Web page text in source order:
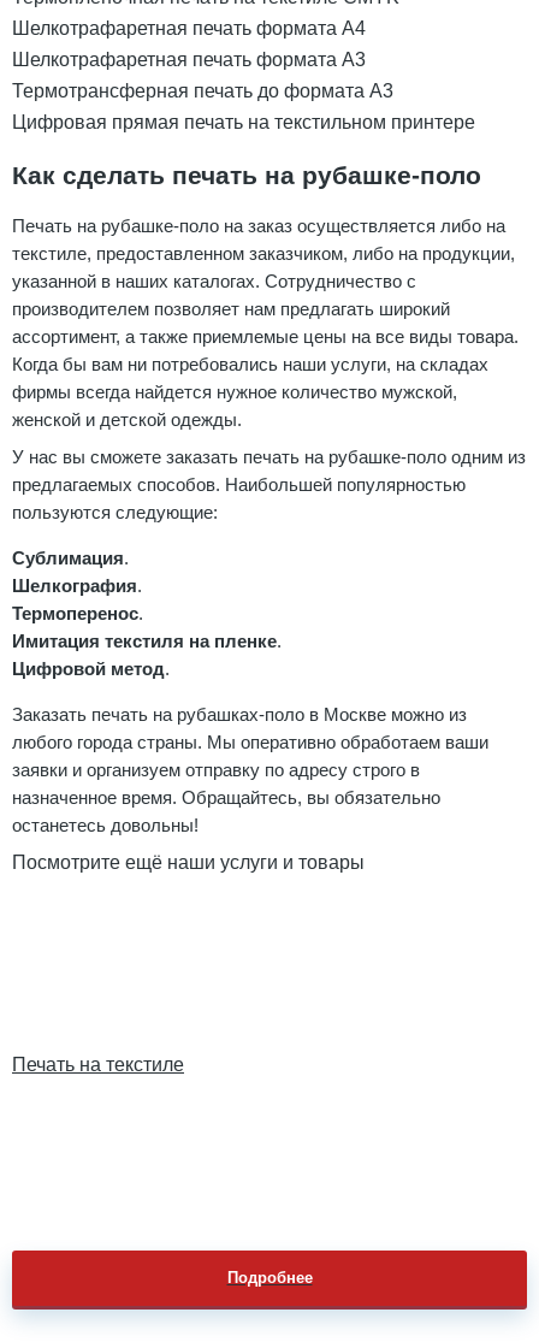
Шелкотрафаретная печать формата А4
Шелкотрафаретная печать формата А3
Термотрансферная печать до формата А3
Цифровая прямая печать на текстильном принтере
Как сделать печать на рубашке-поло
Печать на рубашке-поло на заказ осуществляется либо на
текстиле, предоставленном заказчиком, либо на продукции,
указанной в наших каталогах. Сотрудничество с
производителем позволяет нам предлагать широкий
ассортимент, а также приемлемые цены на все виды товара.
Когда бы вам ни потребовались наши услуги, на складах
фирмы всегда найдется нужное количество мужской,
женской и детской одежды.
У нас вы сможете заказать печать на рубашке-поло одним из
предлагаемых способов. Наибольшей популярностью
пользуются следующие:
Сублимация.
Шелкография.
Термоперенос.
Имитация текстиля на пленке.
Цифровой метод.
Заказать печать на рубашках-поло в Москве можно из
любого города страны. Мы оперативно обработаем ваши
заявки и организуем отправку по адресу строго в
назначенное время. Обращайтесь, вы обязательно
останетесь довольны!
Посмотрите ещё наши услуги и товары
Печать на текстиле
Подробнее